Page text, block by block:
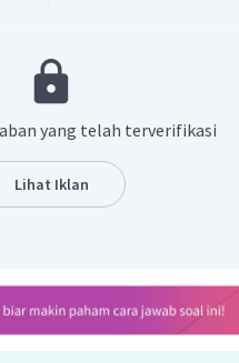
faktor prima dari 32
.
yang telah terverifikasi
Lihat Iklan